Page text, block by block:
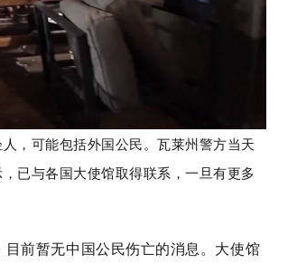
，可能包括外国公民。瓦莱州警方当天
已与各国大使馆取得联系，一旦有更多
目前暂无中国公民伤亡的消息。 大使馆